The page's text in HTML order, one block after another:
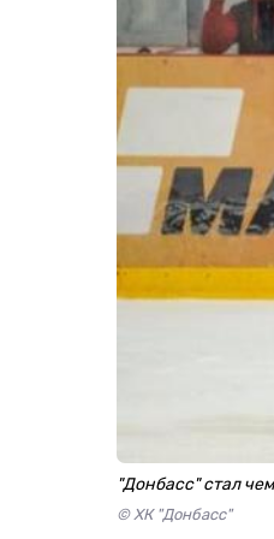
"Донбасс" стал
© ХК "Донбасс"